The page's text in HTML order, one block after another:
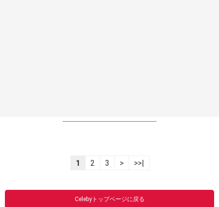
----------------------------------------------------------------
1 2 3 > >>|
Celebyトップページに戻る